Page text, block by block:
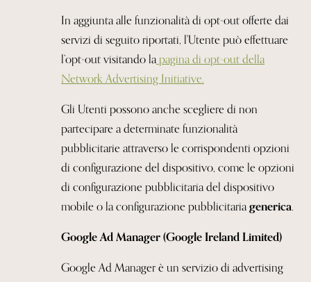
In aggiunta alle funzionalità di opt-out offerte dai
servizi di seguito riportati, l'Utente può effettuare
l’opt-out visitando lapagina di opt-out della
NetworkAdvertising Initiative.
Gli Utenti possono anche scegliere di non
partecipare a determinate funzionalità
pubblicitarie attraverso le corrispondenti opzioni
di configurazione del dispositivo, come le opzioni
di configurazione pubblicitaria del dispositivo
mobile o la configurazione pubblicitariagenerica.
Google Ad Manager (Google Ireland Limited)
Google Ad Manager è un servizio di advertising